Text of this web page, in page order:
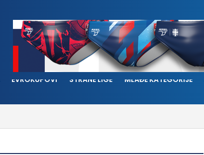
EVROKUPOVI STRANE LIGE MLAĐE KATEGORIJE